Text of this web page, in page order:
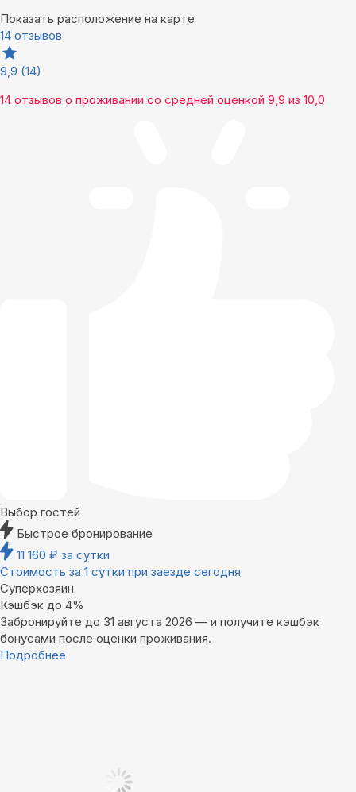
Показать расположение на карте
14 отзывов
9,9 (14)
14 отзывов о проживании со средней оценкой 9,9 из 10,0
Выбор гостей
Быстрое бронирование
11 160 ₽ за сутки
Стоимость за 1 сутки при заезде сегодня
Суперхозяин
Кэшбэк до 4%
Забронируйте до 31 августа 2026 — и получите кэшбэк
бонусами после оценки проживания.
Подробнее